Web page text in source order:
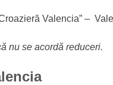
Valencia” –
nu se acordă reduceri.